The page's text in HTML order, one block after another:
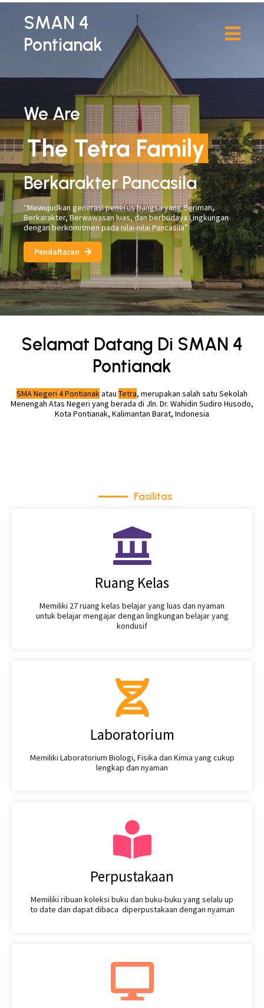
SMAN 4
Pontianak
We Are
The Tetra Family
Berkarakter Pancasila
“Mewujudkan generasi penerus bangsa yang Beriman,
Berkarakter, Berwawasan luas, dan berbudaya Lingkungan
dengan berkomitmen pada nilai-nilai Pancasila”
Pendaftaran
Selamat Datang Di SMAN 4
Pontianak
SMA Negeri 4 Pontianakatau Tetra, merupakan salah satu Sekolah
Menengah Atas Negeri yang berada di Jln. Dr. Wahidin Sudiro Husodo,
Kota Pontianak, Kalimantan Barat, Indonesia
Fasilitas
Ruang Kelas
Memiliki 27 ruang kelas belajar yang luas dan nyaman
untuk belajar mengajar dengan lingkungan belajar yang
kondusif
Laboratorium
Memiliki Laboratorium Biologi, Fisika dan Kimia yang cukup
lengkap dan nyaman
Perpustakaan
Memiliki ribuan koleksi buku dan buku-buku yang selalu up
to date dan dapat dibaca diperpustakaan dengan nyaman